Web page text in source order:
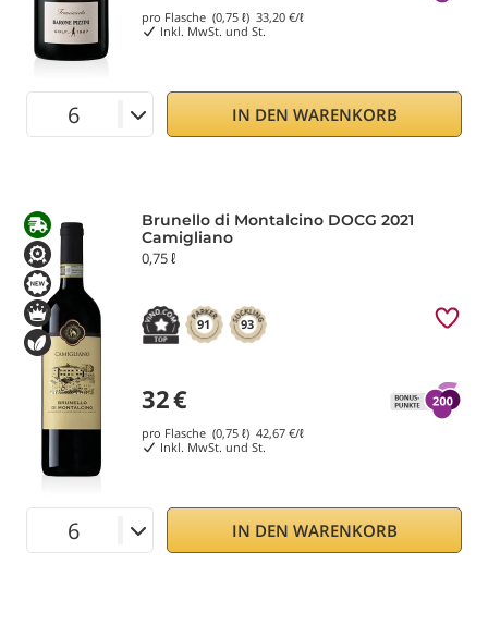
pro Flasche (0,75 ℓ) 33,20 €/ℓ
Inkl. MwSt. und St.
IN DEN WARENKORB
Brunello di Montalcino DOCG 2021
Camigliano
0,75 ℓ
91 93
32€
pro Flasche (0,75 ℓ) 42,67 €/ℓ
Inkl. MwSt. und St.
IN DEN WARENKORB